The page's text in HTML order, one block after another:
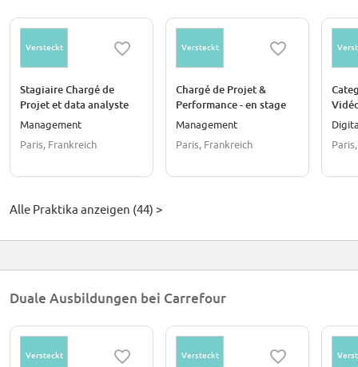
Versteckt
Stagiaire Chargé de
Projet et data analyste
Management
Paris, Frankreich
Versteckt
Chargé de Projet &
Performance - en stage
Management
Paris, Frankreich
Alle Praktika anzeigen (44) >
Duale Ausbildungen bei Carrefour
Versteckt Versteckt